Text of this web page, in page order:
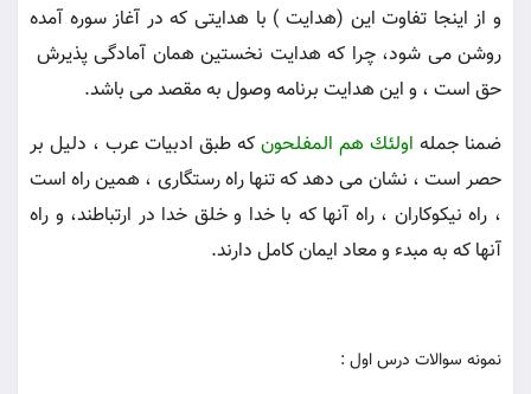
و از اينجا تفاوت اين (هدايت ) با هدايتى كه در آغاز سوره آمده
روشن مى شود، چرا كه هدايت نخستين همان آمادگى پذيرش ‍
حق است ، و اين هدايت برنامه وصول به مقصد مى باشد.
ضمنا جمله اولئك هم المفلحون كه طبق ادبيات عرب ، دليل بر
حصر است ، نشان مى دهد كه تنها راه رستگارى ، همين راه است
، راه نيكوكاران ، راه آنها كه با خدا و خلق خدا در ارتباطند، و راه
آنها كه به مبدء و معاد ايمان كامل دارند.
نمونه سوالات درس اول :